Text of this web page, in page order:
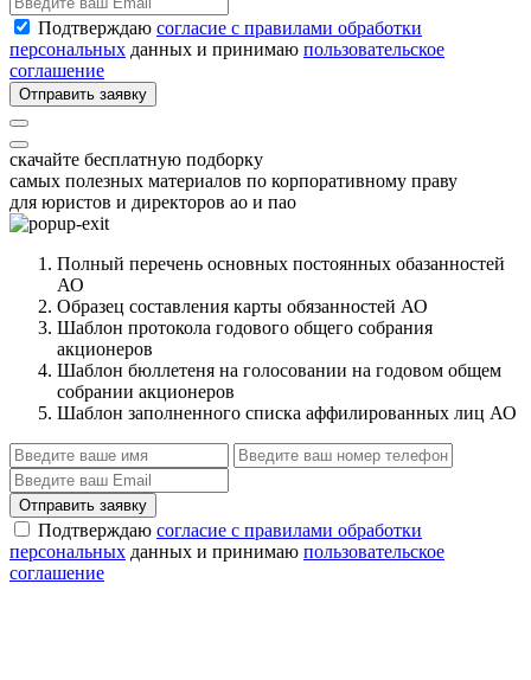
Подтверждаю согласие с правилами обработки
персональных данных и принимаю пользовательское
соглашение
Отправить заявку
скачайте бесплатную подборку
самых полезных материалов по корпоративному праву
для юристов и директоров ао и пао
Полный перечень основных постоянных обазанностей
АО
Образец составления карты обязанностей АО
Шаблон протокола годового общего собрания
акционеров
Шаблон бюллетеня на голосовании на годовом общем
собрании акционеров
Шаблон заполненного списка аффилированных лиц АО
Отправить заявку
Подтверждаю согласие с правилами обработки
персональных данных и принимаю пользовательское
соглашение